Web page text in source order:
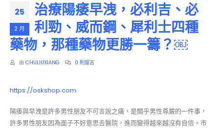
25
2 月
治療陽痿早洩，必利吉、必
利勁、威而鋼、犀利士四種
藥物，那種藥物更勝一籌？￼
由 CHULIUXIANG 0 則留言
https://oskshop.com
陽痿與早洩是許多男性朋友不可言說之痛，是關乎男性尊嚴的一件事，
許多男性朋友因為面子不好意思去醫院，進而變得越來越沒有自信。市